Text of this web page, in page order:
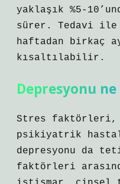
yaklaşık %5-
sürer. Tedavi ile
haftadan birkaç
kısaltılabilir.
Depresyonu
Stres faktörleri,
psikiyatrik
depresyonu da
faktörleri